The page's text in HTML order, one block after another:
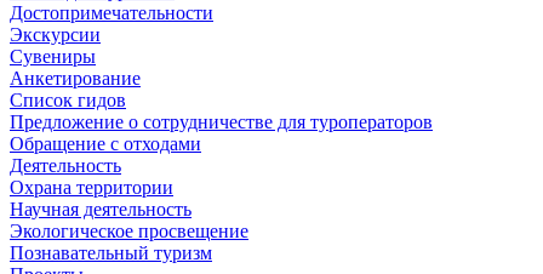
Достопримечательности
Экскурсии
Сувениры
Анкетирование
Список гидов
Предложение о сотрудничестве для туроператоров
Обращение с отходами
Деятельность
Охрана территории
Научная деятельность
Экологическое просвещение
Познавательный туризм